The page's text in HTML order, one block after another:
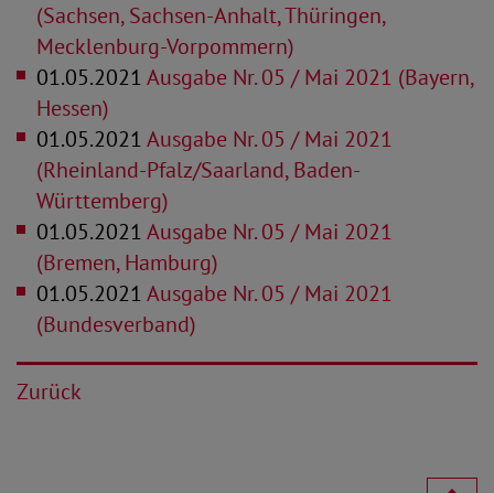
(Sachsen, Sachsen-Anhalt, Thüringen,
Mecklenburg-Vorpommern)
01.05.2021Ausgabe Nr. 05 / Mai 2021 (Bayern,
Hessen)
01.05.2021Ausgabe Nr. 05 / Mai 2021
(Rheinland-Pfalz/Saarland, Baden-
Württemberg)
01.05.2021Ausgabe Nr. 05 / Mai 2021
(Bremen, Hamburg)
01.05.2021Ausgabe Nr. 05 / Mai 2021
(Bundesverband)
Zurück